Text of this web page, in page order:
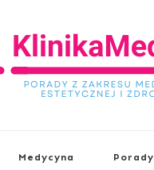
Medycyna Porady